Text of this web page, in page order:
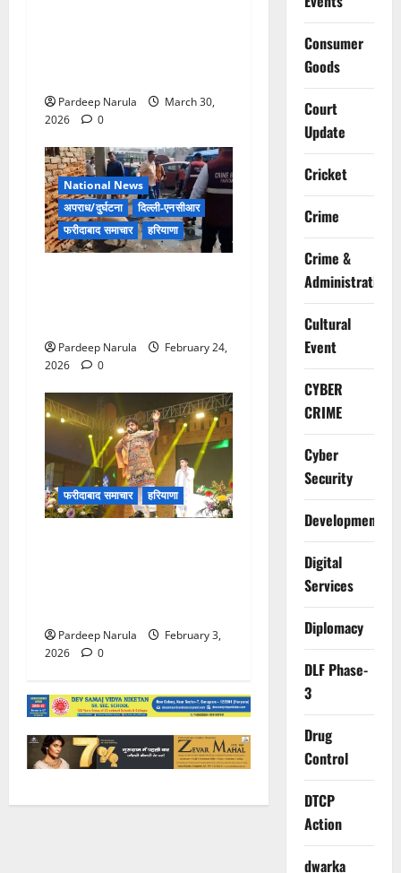
Pardeep Narula
March 30,
2026
0
National News
अपराध/दुर्घटना
दिल्ली-एनसीआर
फरीदाबाद समाचार
हरियाणा
Pardeep Narula
February 24,
2026
0
फरीदाबाद समाचार हरियाणा
Pardeep Narula
February 3,
2026
0
Consumer
Goods
Court
Update
Cricket
Crime
Crime &
Administration
Cultural
Event
CYBER
CRIME
Cyber
Security
Development
Digital
Services
Diplomacy
DLF Phase-
3
Drug
Control
DTCP
Action
dwarka